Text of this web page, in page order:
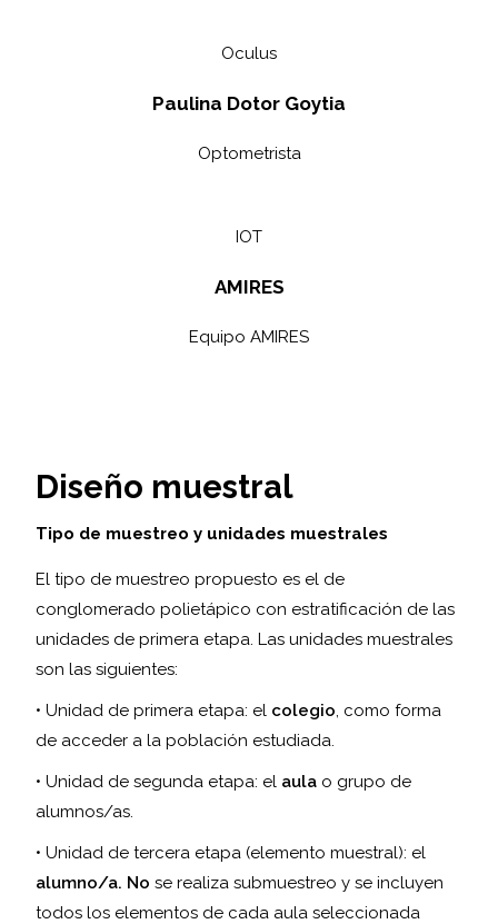
Oculus
Paulina Dotor Goytia
Optometrista
IOT
AMIRES
Equipo AMIRES
Diseño muestral
Tipo de muestreo y unidades muestrales
El tipo de muestreo propuesto es el de
conglomerado polietápico con estratificación de las
unidades de primera etapa. Las unidades muestrales
son las siguientes:
• Unidad de primera etapa: el colegio, como forma
de acceder a la población estudiada.
• Unidad de segunda etapa: el aula o grupo de
alumnos/as.
• Unidad de tercera etapa (elemento muestral): el
alumno/a. No se realiza submuestreo y se incluyen
todos los elementos de cada aula seleccionada